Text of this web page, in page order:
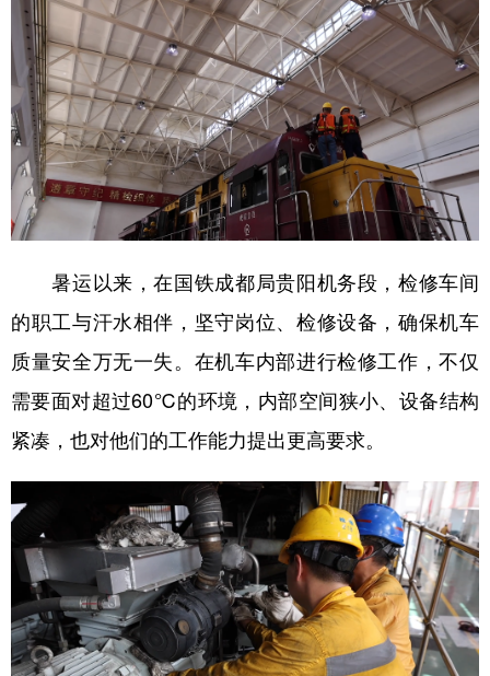
地方频道
北京 天津 河北
辽宁 吉林 上海 江苏
浙江 安徽 福建 江西
山东 河南 湖北 湖南
广西 海南 重庆
四川 贵州 云南 西藏
陕西 甘肃 青海 宁夏
新疆 内蒙古 黑龙江
多语种频道
Español Français عربى
Русский язык 日本語 한국어
Deutsch Português
暑运以来，在国铁成都局贵阳机务段，检修车间
的职工与汗水相伴，坚守岗位、检修设备，确保机车
质量安全万无一失。在机车内部进行检修工作，不仅
需要面对超过60℃的环境，内部空间狭小、设备结构
紧凑，也对他们的工作能力提出更高要求。